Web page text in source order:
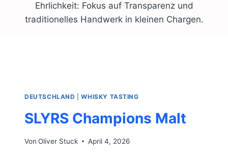
Ehrlichkeit: Fokus auf Transparenz und
traditionelles Handwerk in kleinen Chargen.
DEUTSCHLAND |WHISKY TASTING
SLYRS Champions Malt
Von Oliver Stuck April 4, 2026